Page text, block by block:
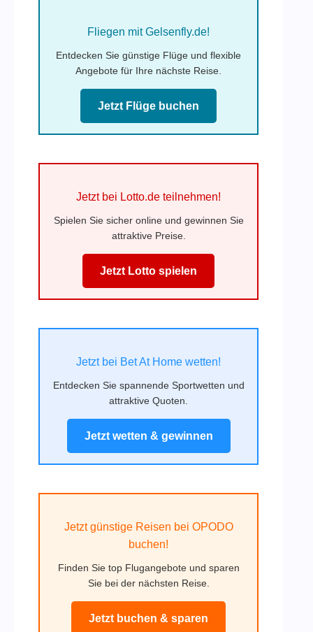
Fliegen mit Gelsenfly.de!
Entdecken Sie günstige Flüge und flexible
Angebote für Ihre nächste Reise.
Jetzt Flüge buchen
Jetzt bei Lotto.de teilnehmen!
Spielen Sie sicher online und gewinnen Sie
attraktive Preise.
Jetzt Lotto spielen
Jetzt bei Bet At Home wetten!
Entdecken Sie spannende Sportwetten und
attraktive Quoten.
Jetzt wetten & gewinnen
Jetzt günstige Reisen bei OPODO
buchen!
Finden Sie top Flugangebote und sparen
Sie bei der nächsten Reise.
Jetzt buchen & sparen